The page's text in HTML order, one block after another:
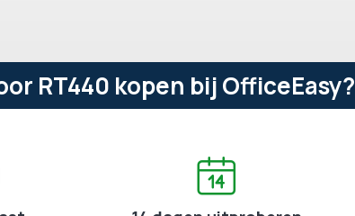
RT440 kopen bij OfficeEasy?